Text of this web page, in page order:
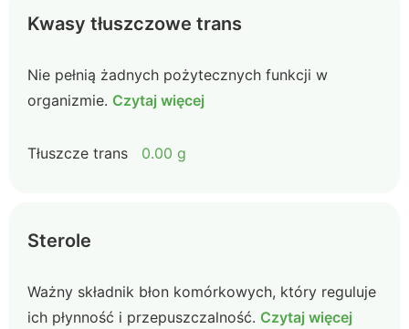
Kwasy tłuszczowe trans
Nie pełnią żadnych pożytecznych funkcji w
organizmie. Czytaj więcej
Tłuszcze trans 0.00 g
Sterole
Ważny składnik błon komórkowych, który reguluje
ich płynność i przepuszczalność. Czytaj więcej